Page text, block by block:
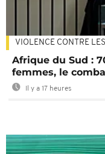
VIOLENCE CONTRE
Afrique du Sud :
femmes, le
Il y a 17 heures